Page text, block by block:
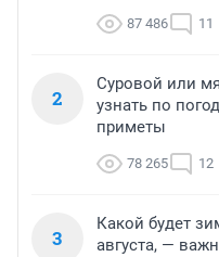
87 486 11
2
Суровой или
узнать по
приметы
78 265 12
3
Какой будет
августа, —